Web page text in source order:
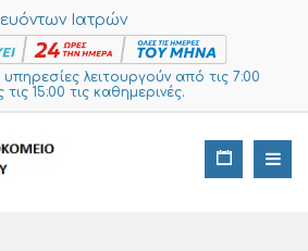
Ιατρών
υπηρεσίες λειτουργούν από τις 7:00
τις 15:00 τις καθημερινές.